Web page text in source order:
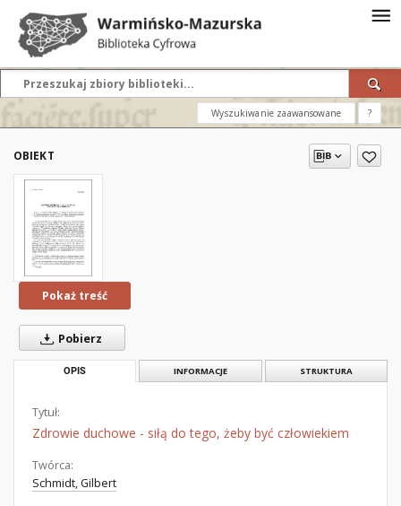
Wyszukiwanie zaawansowane ?
OBIEKT
Pokaż treść
Pobierz
OPIS INFORMACJE STRUKTURA
Tytuł:
Zdrowie duchowe - siłą do tego, żeby być człowiekiem
Twórca:
Schmidt, Gilbert